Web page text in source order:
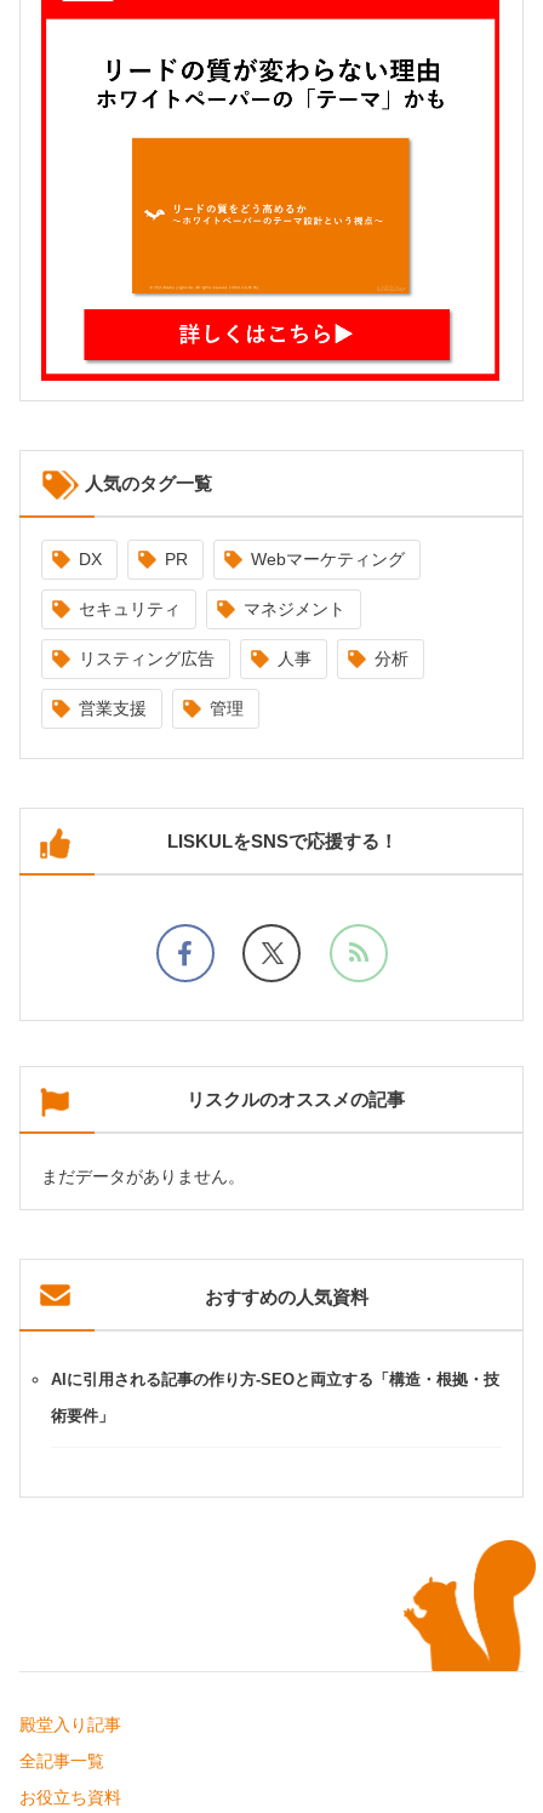
人気のタグ一覧
DX PR Webマーケティング
セキュリティ マネジメント
リスティング広告 人事 分析
営業支援 管理
LISKULをSNSで応援する！
リスクルのオススメの記事
まだデータがありません。
おすすめの人気資料
AIに引用される記事の作り方-SEOと両立する「構造・根拠・技
術要件」
殿堂入り記事
全記事一覧
お役立ち資料